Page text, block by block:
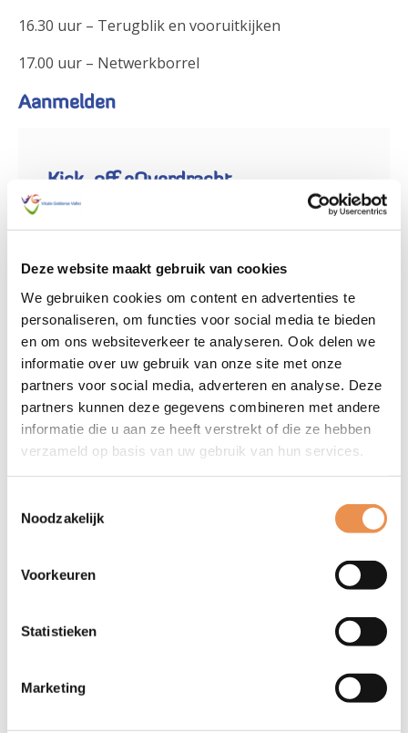
Deze website maakt gebruik van cookies
We gebruiken cookies om content en advertenties te
personaliseren, om functies voor social media te bieden
en om ons websiteverkeer te analyseren. Ook delen we
informatie over uw gebruik van onze site met onze
partners voor social media, adverteren en analyse. Deze
partners kunnen deze gegevens combineren met andere
informatie die u aan ze heeft verstrekt of die ze hebben
verzameld op basis van uw gebruik van hun services.
Noodzakelijk
Voorkeuren
Statistieken
Marketing
16.30 uur – Terugblik en vooruitkijken
17.00 uur – Netwerkborrel
Aanmelden
Kick-off eOverdracht
Voornaam(Vereist)
Achternaam (Vereist)
Functie(Vereist)
Organisatie
Kies een van de twee workshops.